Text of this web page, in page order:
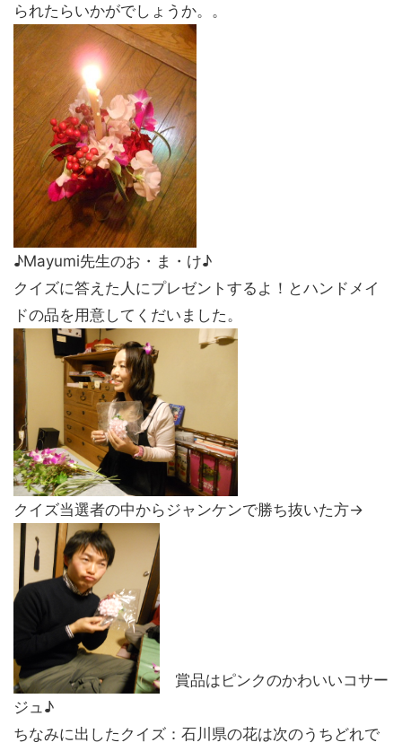
られたらいかがでしょうか。。
♪Mayumi先生のお・ま・け♪
クイズに答えた人にプレゼントするよ！とハンドメイ
ドの品を用意してくだいました。
クイズ当選者の中からジャンケンで勝ち抜いた方→
賞品はピンクのかわいいコサー
ジュ♪
ちなみに出したクイズ：石川県の花は次のうちどれで